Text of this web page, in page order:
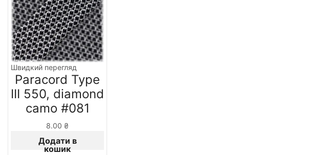
Швидкий перегляд
Paracord Type
III 550, diamond
camo #081
8.00 ₴
Додати в
кошик